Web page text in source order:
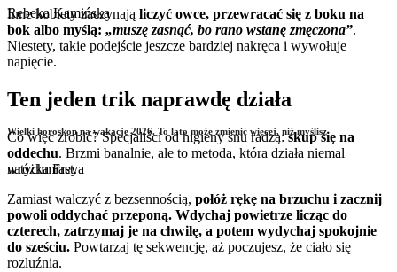
Rebeka Kamińska
Wielki horoskop na wakacje 2026. To lato może zmienić więcej, niż myślisz
wróżka Freya
Inne kobiety zaczynają liczyć owce, przewracać się z boku na
bok albo myślą: „muszę zasnąć, bo rano wstanę zmęczona”.
Niestety, takie podejście jeszcze bardziej nakręca i wywołuje
napięcie.
Ten jeden trik naprawdę działa
Co więc zrobić? Specjaliści od higieny snu radzą:skup się na
oddechu. Brzmi banalnie, ale to metoda, która działa niemal
natychmiast.
Zamiast walczyć z bezsennością, połóż rękę na brzuchu i zacznij
powoli oddychać przeponą. Wdychaj powietrze licząc do
czterech, zatrzymaj je na chwilę, a potem wydychaj spokojnie
do sześciu. Powtarzaj tę sekwencję, aż poczujesz, że ciało się
rozluźnia.